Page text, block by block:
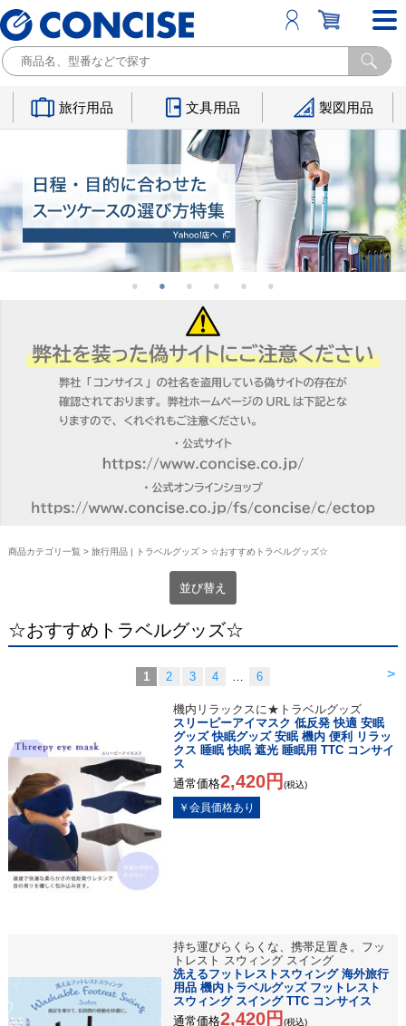
旅行用品 文具用品 製図用品
商品カテゴリ一覧 > 旅行用品 | トラベルグッズ> ☆おすすめトラベルグッズ☆
並び替え
☆おすすめトラベルグッズ☆
>
1 2 3 4 … 6
機内リラックスに★トラベルグッズ
スリーピーアイマスク 低反発 快適 安眠
グッズ 快眠グッズ 安眠 機内 便利 リラッ
クス 睡眠 快眠 遮光 睡眠用 TTC コンサイ
ス
通常価格2,420円 (税込)
持ち運びらくらくな、携帯足置き。フッ
トレスト スウィング スイング
洗えるフットレストスウィング 海外旅行
用品 機内トラベルグッズ フットレスト
スウィング スイング TTC コンサイス
通常価格2,420円 (税込)